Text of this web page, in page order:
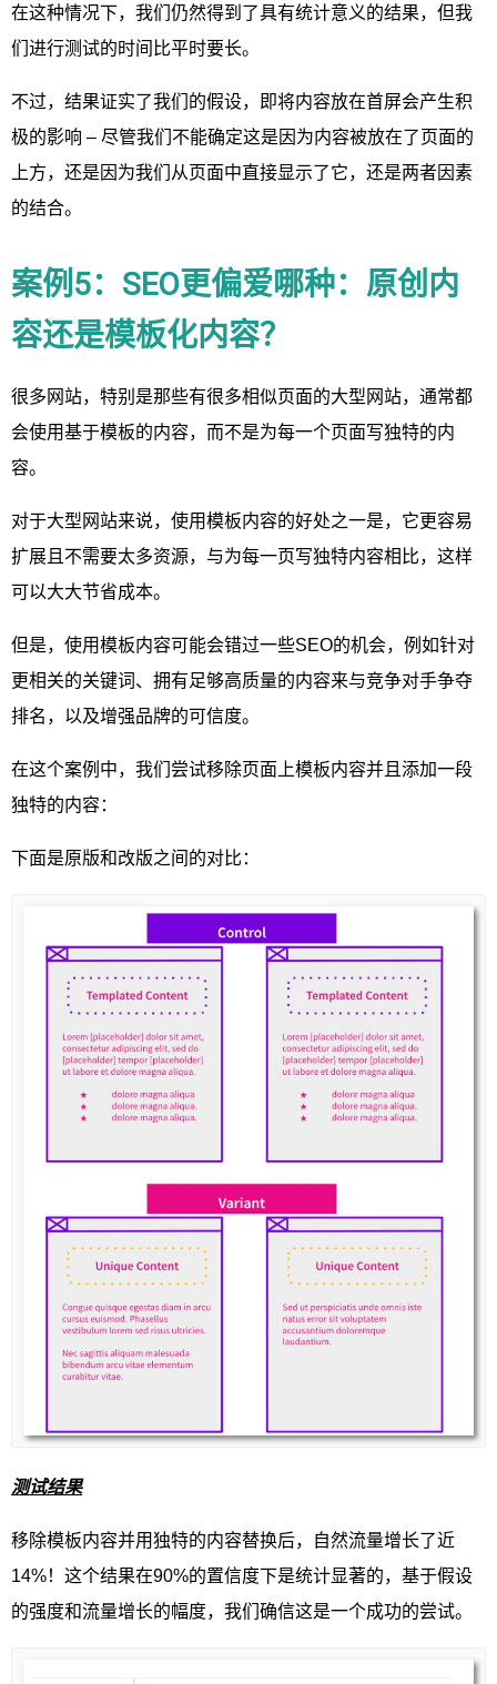
在这种情况下，我们仍然得到了具有统计意义的结果，但我
们进行测试的时间比平时要长。
不过，结果证实了我们的假设，即将内容放在首屏会产生积
极的影响 – 尽管我们不能确定这是因为内容被放在了页面的
上方，还是因为我们从页面中直接显示了它，还是两者因素
的结合。
案例5：SEO更偏爱哪种：原创内
容还是模板化内容？
很多网站，特别是那些有很多相似页面的大型网站，通常都
会使用基于模板的内容，而不是为每一个页面写独特的内
容。
对于大型网站来说，使用模板内容的好处之一是，它更容易
扩展且不需要太多资源，与为每一页写独特内容相比，这样
可以大大节省成本。
但是，使用模板内容可能会错过一些SEO的机会，例如针对
更相关的关键词、拥有足够高质量的内容来与竞争对手争夺
排名，以及增强品牌的可信度。
在这个案例中，我们尝试移除页面上模板内容并且添加一段
独特的内容：
下面是原版和改版之间的对比：
测试结果
移除模板内容并用独特的内容替换后，自然流量增长了近
14%！这个结果在90%的置信度下是统计显著的，基于假设
的强度和流量增长的幅度，我们确信这是一个成功的尝试。